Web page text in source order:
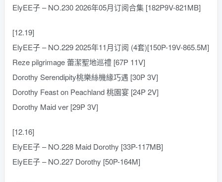
ElyEE子 – NO.230 2026年05月订阅合集 [182P9V-821MB]
[12.19]
ElyEE子 – NO.229 2025年11月订阅 (4套)[150P-19V-865.5M]
Reze pilgrimage 蕾潔聖地巡禮 [67P 11V]
Dorothy Serendipity桃樂絲機緣巧遇 [30P 3V]
Dorothy Feast on Peachland 桃園宴 [24P 2V]
Dorothy Maid ver [29P 3V]
[12.16]
ElyEE子 – NO.228 Maid Dorothy [33P-117MB]
ElyEE子 – NO.227 Dorothy [50P-164M]